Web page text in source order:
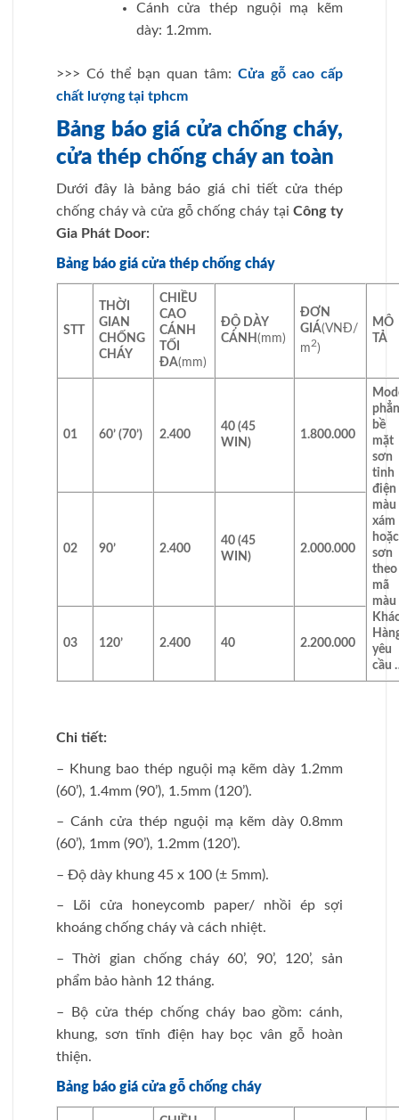
Cánh cửa thép nguội mạ kẽm
dày: 1.2mm.
>>> Có thể bạn quan tâm: Cửa gỗ cao cấp
chất lượng tại tphcm
Bảng báo giá cửa chống cháy,
cửa thép chống cháy an toàn
Dưới đây là bảng báo giá chi tiết cửa thép
chống cháy và cửa gỗ chống cháy tạiCông ty
Gia Phát Door:
Bảng báo giá cửa thép chống cháy
STT
THỜI
GIAN
CHỐNG
CHÁY
CHIỀU
CAO
CÁNH
TỐI
ĐA(mm)
ĐỘ DÀY
CÁNH (mm)
ĐƠN
GIÁ(VNĐ/
m2)
MÔ
TẢ
01 60’ (70’) 2.400
40 (45
WIN)
1.800.000
bề
mặt
sơn
tỉnh
điện
màu
xám
hoặc
sơn
theo
mã
màu
yêu
cầu
02 90’ 2.400
40 (45
WIN)
2.000.000
03 120’ 2.400 40 2.200.000
Chi tiết:
– Khung bao thép nguội mạ kẽm dày 1.2mm
(60’), 1.4mm (90’), 1.5mm (120’).
– Cánh cửa thép nguội mạ kẽm dày 0.8mm
(60’), 1mm (90’), 1.2mm (120’).
– Độ dày khung 45 x 100 (± 5mm).
– Lõi cửa honeycomb paper/ nhồi ép sợi
khoáng chống cháy và cách nhiệt.
– Thời gian chống cháy 60’, 90’, 120’, sản
phẩm bảo hành 12 tháng.
– Bộ cửa thép chống cháy bao gồm: cánh,
khung, sơn tĩnh điện hay bọc vân gỗ hoàn
thiện.
Bảng báo giá cửa gỗ chống cháy